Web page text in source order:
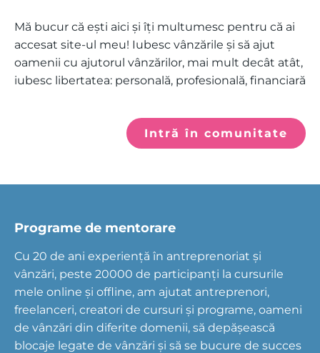
Mă bucur că ești aici și îți multumesc pentru că ai
accesat site-ul meu! Iubesc vânzările și să ajut
oamenii cu ajutorul vânzărilor, mai mult decât atât,
iubesc libertatea: personală, profesională, financiară
Intră în comunitate
Programe de mentorare
Cu 20 de ani experiență în antreprenoriat și
vânzări, peste 20000 de participanți la cursurile
mele online și offline, am ajutat antreprenori,
freelanceri, creatori de cursuri și programe, oameni
de vânzări din diferite domenii, să depășească
blocaje legate de vânzări și să se bucure de succes